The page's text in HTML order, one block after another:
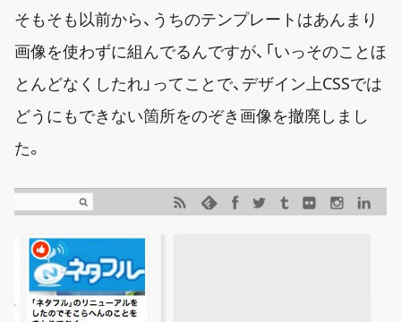
そもそも以前から、うちのテンプレートはあんまり
画像を使わずに組んでるんですが、「いっそのことほ
とんどなくしたれ」ってことで、デザイン上CSSでは
どうにもできない箇所をのぞき画像を撤廃しまし
た。